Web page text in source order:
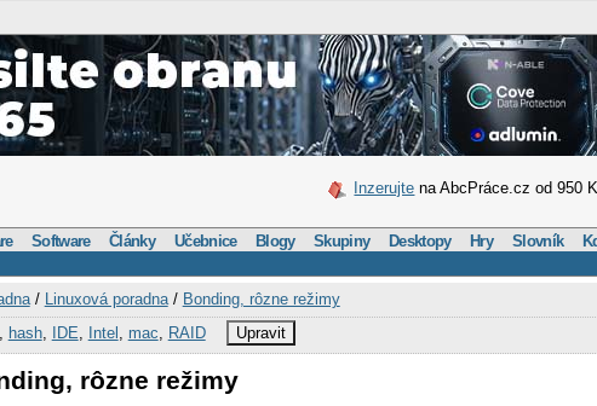
Inzerujte na AbcPráce.cz od 950
Software Články Učebnice Blogy Skupiny Desktopy Hry Slovník
/ Linuxová poradna/ Bonding, rôzne režimy
hash, IDE Intel mac RAID Upravit
rôzne režimy